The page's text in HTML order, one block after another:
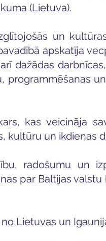
(Lietuva).
un
apskatīja
dažādas
programmēšanas
kas veicināja
kultūru un ikdienas
radošumu un
par Baltijas
Lietuvas un